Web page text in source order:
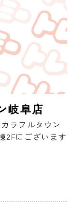
岐阜店
ラフルタウン
にございます